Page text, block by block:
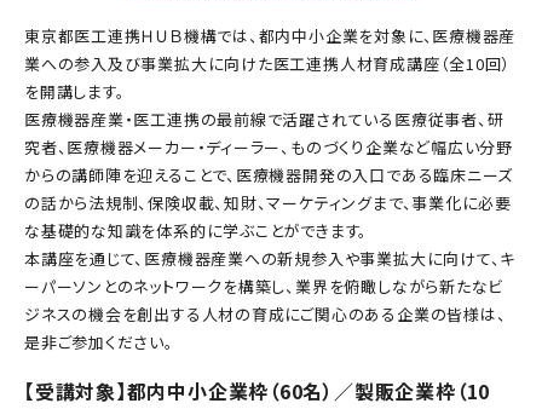
東京都医工連携ＨＵＢ機構では、都内中小企業を対象に、医療機器産
業への参入及び事業拡大に向けた医工連携人材育成講座（全10回）
を開講します。
医療機器産業・医工連携の最前線で活躍されている医療従事者、研
究者、医療機器メーカー・ディーラー、ものづくり企業など幅広い分野
からの講師陣を迎えることで、医療機器開発の入口である臨床ニーズ
の話から法規制、保険収載、知財、マーケティングまで、事業化に必要
な基礎的な知識を体系的に学ぶことができます。
本講座を通じて、医療機器産業への新規参入や事業拡大に向けて、キ
ーパーソンとのネットワークを構築し、業界を俯瞰しながら新たなビ
ジネスの機会を創出する人材の育成にご関心のある企業の皆様は、
是非ご参加ください。
【受講対象】都内中小企業枠（60名）／製販企業枠（10